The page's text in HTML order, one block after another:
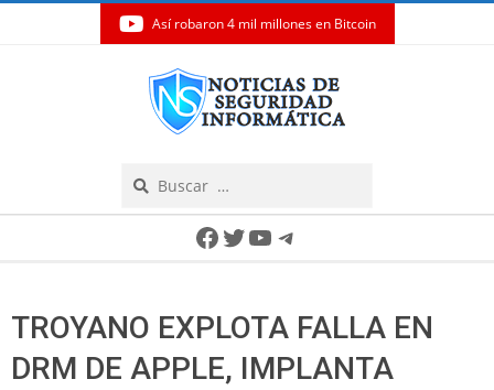
Así robaron 4 mil millones en Bitcoin
Facebook
Twitter
YouTube
Telegram
TROYANO EXPLOTA FALLA EN
DRM DE APPLE, IMPLANTA